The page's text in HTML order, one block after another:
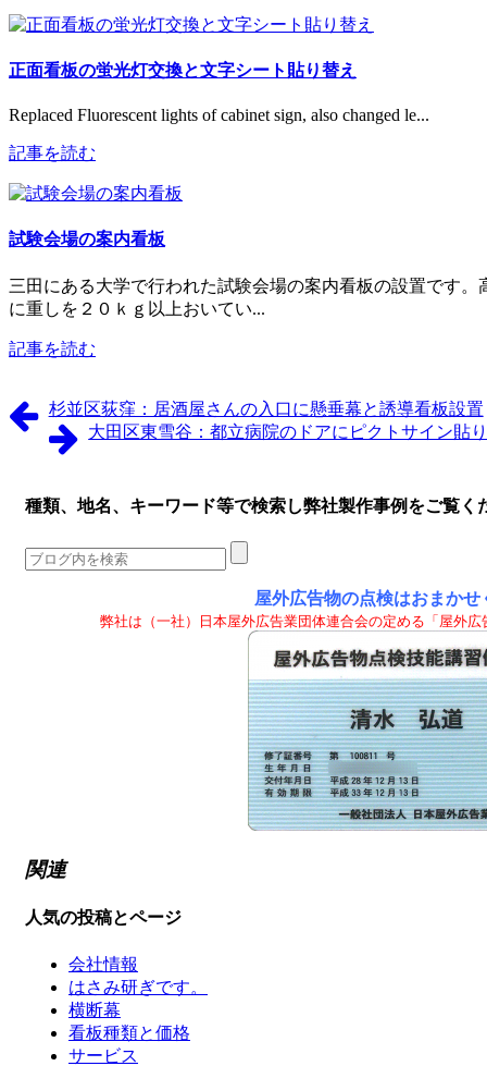
正面看板の蛍光灯交換と文字シート貼り替え
Replaced Fluorescent lights of cabinet sign, also changed le...
記事を読む
試験会場の案内看板
三田にある大学で行われた試験会場の案内看板の設置です
に重しを２０ｋｇ以上おいてい...
記事を読む
杉並区荻窪：居酒屋さんの入口に懸垂幕と誘導看板設置
大田区東雪谷：都立病院のドアにピクトサイン貼
種類、地名、キーワード等で検索し弊社製作事例をご覧く
屋外広告物の点検はおまかせ
弊社は（一社）日本屋外広告業団体連合会の定める「屋外
関連
人気の投稿とページ
会社情報
はさみ研ぎです。
横断幕
看板種類と価格
サービス